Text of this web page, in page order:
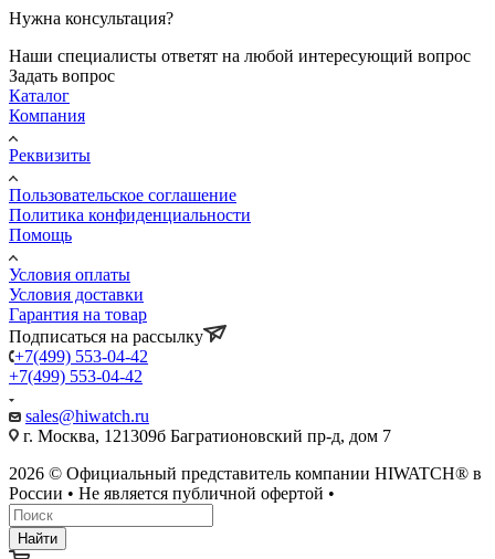
Нужна консультация?
Наши специалисты ответят на любой интересующий вопрос
Задать вопрос
Каталог
Компания
Реквизиты
Пользовательское соглашение
Политика конфиденциальности
Помощь
Условия оплаты
Условия доставки
Гарантия на товар
Подписаться на рассылку
+7(499) 553-04-42
+7(499) 553-04-42
sales@hiwatch.ru
г. Москва, 121309б Багратионовский пр-д, дом 7
2026 © Официальный представитель компании HIWATCH® в
России • Не является публичной офертой •
Найти